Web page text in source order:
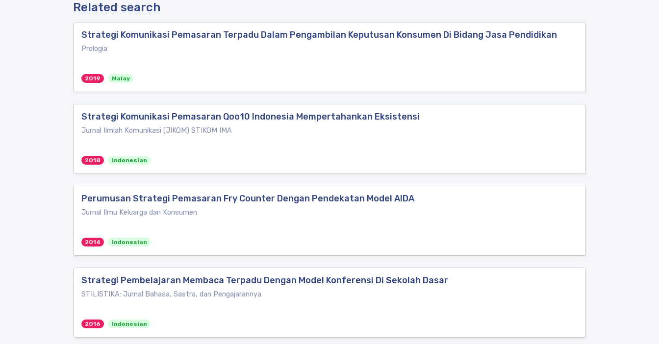
Related search
Strategi Komunikasi Pemasaran Terpadu Dalam Pengambilan Keputusan Konsumen Di Bidang Jasa Pendidikan
Prologia
2019 Malay
Strategi Komunikasi Pemasaran Qoo10 Indonesia Mempertahankan Eksistensi
Jurnal Ilmiah Komunikasi (JIKOM) STIKOM IMA
2018 Indonesian
Perumusan Strategi Pemasaran Fry Counter Dengan Pendekatan Model AIDA
Jurnal Ilmu Keluarga dan Konsumen
2014 Indonesian
Strategi Pembelajaran Membaca Terpadu Dengan Model Konferensi Di Sekolah Dasar
STILISTIKA: Jurnal Bahasa, Sastra, dan Pengajarannya
2016 Indonesian